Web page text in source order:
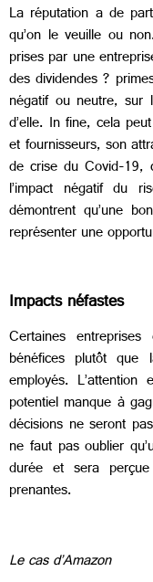
La réputation a de
qu’on le veuille ou
prises par une
des dividendes ?
négatif ou neutre, sur
d’elle. In fine, cela
et fournisseurs, son
de crise du Covid-19,
l’impact négatif du
démontrent qu’une
représenter une
Impacts néfastes
Certaines
bénéfices plutôt
employés.
potentiel manque à
décisions ne seront
ne faut pas oublier
durée et sera
prenantes.
Le cas d’Amazon